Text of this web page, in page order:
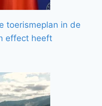
toerismeplan in de
effect heeft